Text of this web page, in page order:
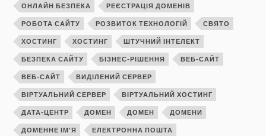
ОНЛАЙН БЕЗПЕКА РЕЄСТРАЦІЯ ДОМЕНІВ
РОБОТА САЙТУ РОЗВИТОК ТЕХНОЛОГІЙ СВЯТО
ХОСТИНГ ХОСТИНГ ШТУЧНИЙ ІНТЕЛЕКТ
БЕЗПЕКА САЙТУ БІЗНЕС-РІШЕННЯ ВЕБ-САЙТ
ВЕБ-САЙТ ВИДІЛЕНИЙ СЕРВЕР
ВІРТУАЛЬНИЙ СЕРВЕР ВІРТУАЛЬНИЙ ХОСТИНГ
ДАТА-ЦЕНТР ДОМЕН ДОМЕН ДОМЕНИ
ДОМЕННЕ ІМ'Я ЕЛЕКТРОННА ПОШТА